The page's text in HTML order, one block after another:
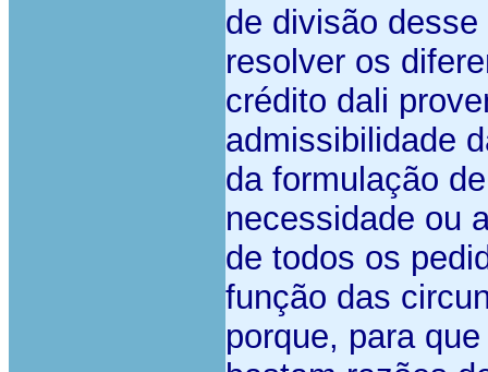
de divisão
resolver os
crédito dali
admissibilidade
da formulação
necessidade ou
de todos os
função das
porque, para